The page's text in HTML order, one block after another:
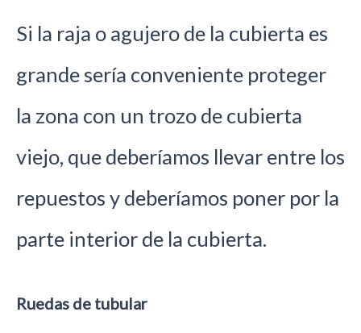
Si la raja o agujero de la cubierta es
grande sería conveniente proteger
la zona con un trozo de cubierta
viejo, que deberíamos llevar entre los
repuestos y deberíamos poner por la
parte interior de la cubierta.
Ruedas de tubular